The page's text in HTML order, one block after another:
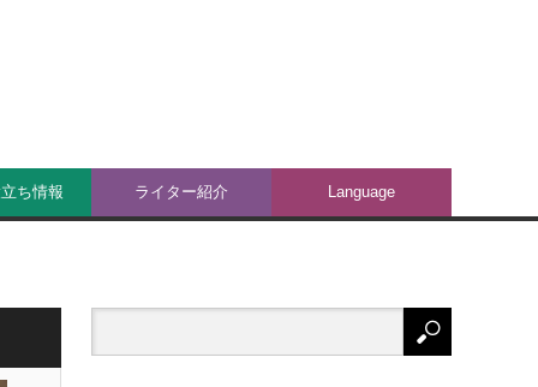
ち情報 ライター紹介 Language